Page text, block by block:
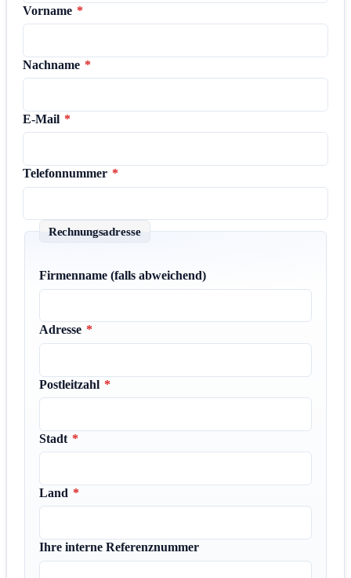
Vorname *
Nachname *
E-Mail *
Telefonnummer *
Rechnungsadresse
Firmenname (falls abweichend)
Adresse *
Postleitzahl *
Stadt *
Land *
Ihre interne Referenznummer